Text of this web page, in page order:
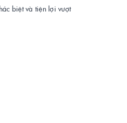
biệt và tiện lợi vượt